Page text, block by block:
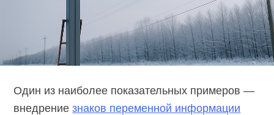
Один из наиболее показательных примеров —
внедрениезнаков переменной информации